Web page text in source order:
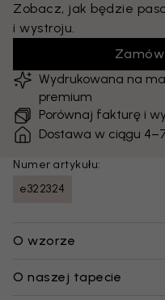
Zobacz, jak będzie
i wystroju.
Wydrukowana na
premium
Porównaj fakturę i
Dostawa w ciągu
Numer artykułu:
e322324
O wzorze
O naszej tapecie